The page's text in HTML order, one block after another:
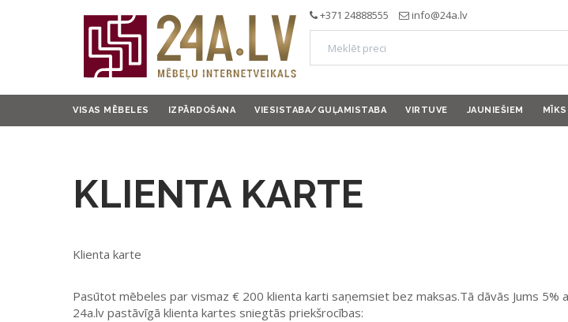
+371 24888555 info@24a.lv
VISAS MĒBELES IZPĀRDOŠANA VIESISTABA/GUĻAMISTABA VIRTUVE JAUNIEŠIEM
KLIENTA KARTE
Klienta karte
Pasūtot mēbeles par vismaz € 200 klienta karti saņemsiet bez maksas.Tā dāvās Jums
24a.lv pastāvīgā klienta kartes sniegtās priekšrocības: